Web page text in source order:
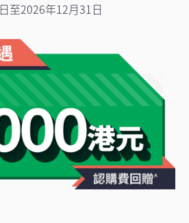
至2026年12月31日